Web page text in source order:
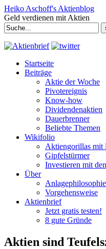
Heiko Aschoff's Aktienblog
Geld verdienen mit Aktien
Search
for:
Startseite
Beiträge
Aktie der Woche
Pivotereignis
Know-how
Dividendenaktien
Dauerbrenner
Beliebte Themen
Wikifolio
Aktiengorillas mit
Gipfelstürmer
Investieren mit
Über
Anlagephilosophie
Vorgehensweise
Aktienbrief
Jetzt gratis testen!
8 gute Gründe
Aktien sind